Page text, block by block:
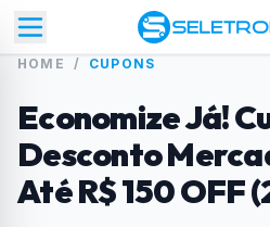
HOME / CUPONS
Economize Já!
Desconto
Até R$ 150 OFF